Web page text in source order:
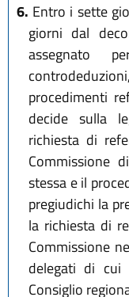
6. Entro i sette
giorni dal
assegnato
procedimenti
decide sulla
richiesta di
Commissione
stessa e il
pregiudichi la
la richiesta di
Commissione
delegati di cui
Consiglio